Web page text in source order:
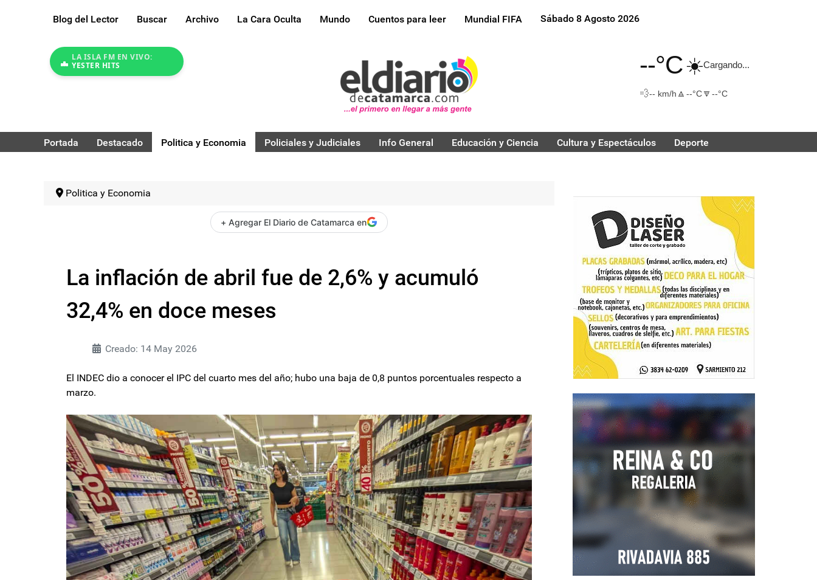
Blog del Lector Buscar Archivo La Cara Oculta Mundo Cuentos para leer Mundial FIFA Sábado 8 Agosto 2026
LA ISLA FM EN VIVO:
YESTER HITS
--°C☀️Cargando...
💨-- km/h 🔼 --°C🔽 --°C
Portada Destacado Politica y Economia Policiales y Judiciales Info General Educación y Ciencia Cultura y Espectáculos Deporte
Politica y Economia
+ Agregar El Diario de Catamarca en
La inflación de abril fue de 2,6% y acumuló
32,4% en doce meses
Creado: 14 May 2026
El INDEC dio a conocer el IPC del cuarto mes del año; hubo una baja de 0,8 puntos porcentuales respecto a
marzo.